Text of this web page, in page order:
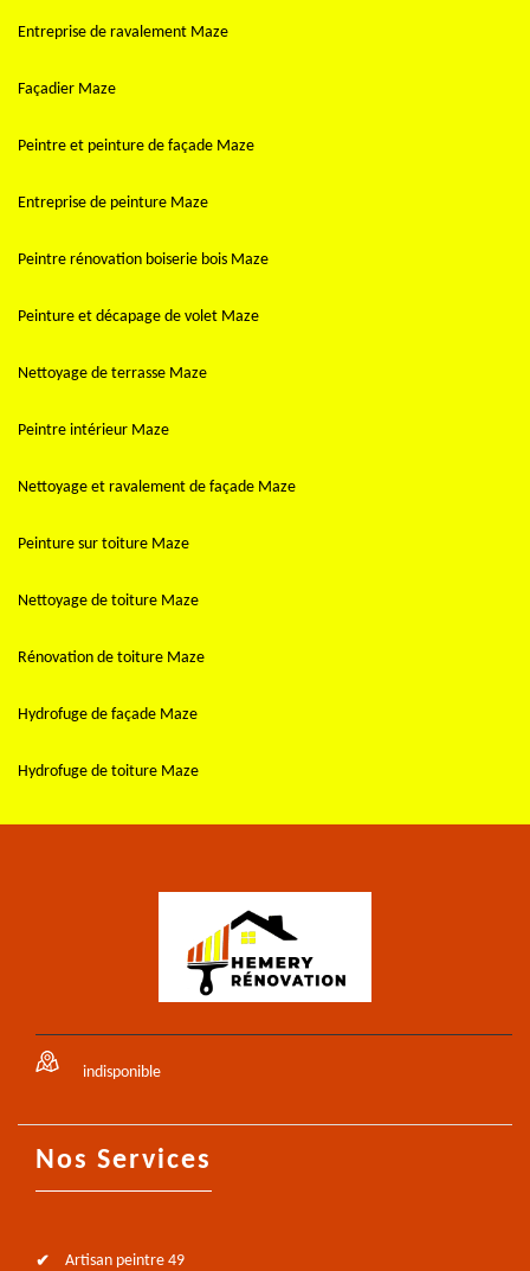
Entreprise de ravalement Maze
Façadier Maze
Peintre et peinture de façade Maze
Entreprise de peinture Maze
Peintre rénovation boiserie bois Maze
Peinture et décapage de volet Maze
Nettoyage de terrasse Maze
Peintre intérieur Maze
Nettoyage et ravalement de façade Maze
Peinture sur toiture Maze
Nettoyage de toiture Maze
Rénovation de toiture Maze
Hydrofuge de façade Maze
Hydrofuge de toiture Maze
indisponible
Nos Services
Artisan peintre 49